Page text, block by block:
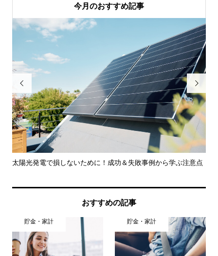
今月のおすすめ記事

太陽光発電で損しないために！成功＆失敗事例から学ぶ注意点

おすすめの記事
貯金・家計 貯金・家計